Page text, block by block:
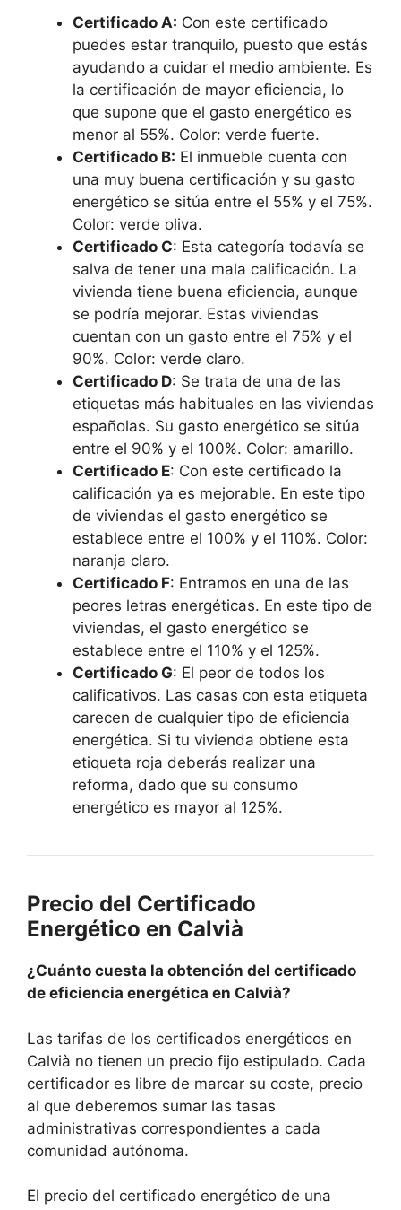
Certificado A: Con este certificado
puedes estar tranquilo, puesto que estás
ayudando a cuidar el medio ambiente. Es
la certificación de mayor eficiencia, lo
que supone que el gasto energético es
menor al 55%. Color: verde fuerte.
Certificado B: El inmueble cuenta con
una muy buena certificación y su gasto
energético se sitúa entre el 55% y el 75%.
Color: verde oliva.
Certificado C: Esta categoría todavía se
salva de tener una mala calificación. La
vivienda tiene buena eficiencia, aunque
se podría mejorar. Estas viviendas
cuentan con un gasto entre el 75% y el
90%. Color: verde claro.
Certificado D: Se trata de una de las
etiquetas más habituales en las viviendas
españolas. Su gasto energético se sitúa
entre el 90% y el 100%. Color: amarillo.
Certificado E: Con este certificado la
calificación ya es mejorable. En este tipo
de viviendas el gasto energético se
establece entre el 100% y el 110%. Color:
naranja claro.
Certificado F: Entramos en una de las
peores letras energéticas. En este tipo de
viviendas, el gasto energético se
establece entre el 110% y el 125%.
Certificado G: El peor de todos los
calificativos. Las casas con esta etiqueta
carecen de cualquier tipo de eficiencia
energética. Si tu vivienda obtiene esta
etiqueta roja deberás realizar una
reforma, dado que su consumo
energético es mayor al 125%.
Precio del Certificado
Energético en Calvià
¿Cuánto cuesta la obtención del certificado
de eficiencia energética en Calvià?
Las tarifas de los certificados energéticos en
Calvià no tienen un precio fijo estipulado. Cada
certificador es libre de marcar su coste, precio
al que deberemos sumar las tasas
administrativas correspondientes a cada
comunidad autónoma.
El precio del certificado energético de una